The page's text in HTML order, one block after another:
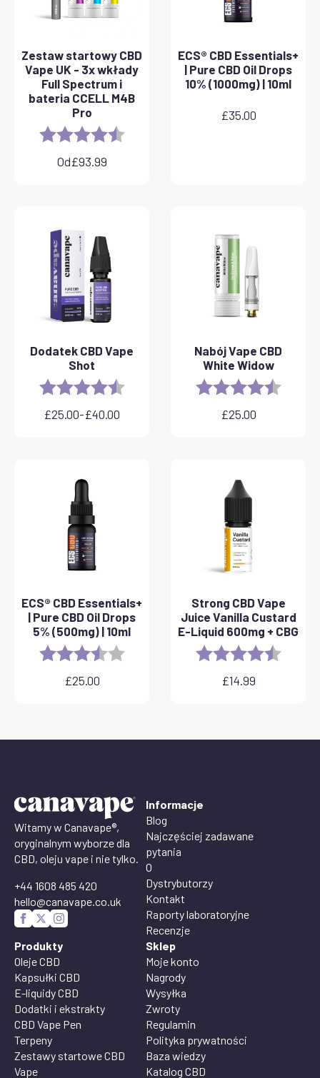
Zestaw startowy CBD
Vape UK - 3x wkłady
Full Spectrum i
bateria CCELL M4B
Pro
Rating: 4.8 out of 5 stars
Od£93.99
ECS® CBD Essentials+
| Pure CBD Oil Drops
10% (1000mg) | 10ml
£35.00
Dodatek CBD Vape
Shot
Rating: 4.8 out of 5 stars
£25.00-£40.00
Zakres
do
£40.00
Nabój Vape CBD
White Widow
Rating: 4.6 out
£25.00
ECS® CBD Essentials+
| Pure CBD Oil Drops
5% (500mg) | 10ml
Rating: 3.8 out of 5 stars
£25.00
Strong CBD Vape
Juice Vanilla Custard
E-Liquid 600mg + CBG
Rating: 4.6 out
£14.99
Witamy w Canavape®,
oryginalnym wyborze dla
CBD, oleju vape i nie tylko.
+44 1608 485 420
hello@canavape.co.uk
Informacje
Blog
Najczęściej zadawane
pytania
O
Dystrybutorzy
Kontakt
Raporty laboratoryjne
Recenzje
Produkty
Oleje CBD
Kapsułki CBD
E-liquidy CBD
Dodatki i ekstrakty
CBD Vape Pen
Terpeny
Zestawy startowe CBD
Vape
Sklep
Moje konto
Nagrody
Wysyłka
Zwroty
Regulamin
Polityka prywatności
Baza wiedzy
Katalog CBD